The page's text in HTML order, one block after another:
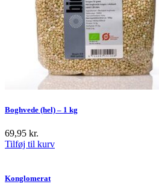
Boghvede (hel) – 1 kg
69,95 kr.
Tilføj til kurv
Konglomerat